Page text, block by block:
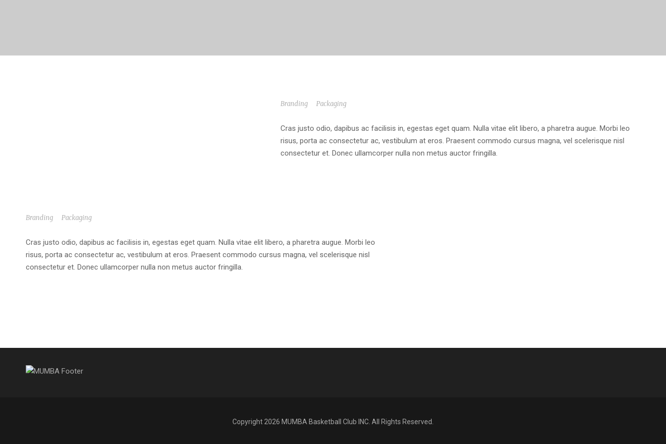
Branding Packaging
Cras justo odio, dapibus ac facilisis in, egestas eget quam. Nulla vitae elit libero, a pharetra augue. Morbi leo
risus, porta ac consectetur ac, vestibulum at eros. Praesent commodo cursus magna, vel scelerisque nisl
consectetur et. Donec ullamcorper nulla non metus auctor fringilla.
Branding Packaging
Cras justo odio, dapibus ac facilisis in, egestas eget quam. Nulla vitae elit libero, a pharetra augue. Morbi leo
risus, porta ac consectetur ac, vestibulum at eros. Praesent commodo cursus magna, vel scelerisque nisl
consectetur et. Donec ullamcorper nulla non metus auctor fringilla.
Copyright 2026 MUMBA Basketball Club INC. All Rights Reserved.